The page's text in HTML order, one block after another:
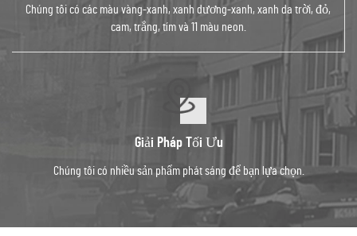
Chúng tôi có các màu vàng-xanh, xanh dương-xanh, xanh da trời, đỏ,
cam, trắng, tím và 11 màu neon.
Giải Pháp Tối Ưu
Chúng tôi có nhiều sản phẩm phát sáng để bạn lựa chọn.